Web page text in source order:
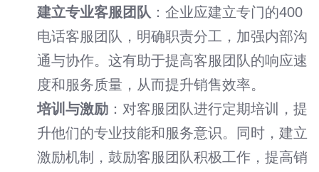
建立专业客服团队 ：企业应建立专门的400
电话客服团队，明确职责分工，加强内部沟
通与协作。这有助于提高客服团队的响应速
度和服务质量，从而提升销售效率。
培训与激励 ：对客服团队进行定期培训，提
升他们的专业技能和服务意识。同时，建立
激励机制，鼓励客服团队积极工作，提高销